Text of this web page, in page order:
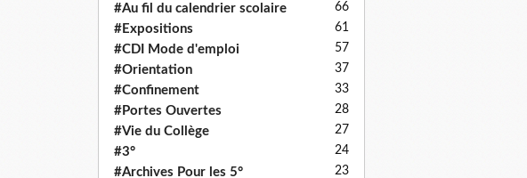
#Au fil du calendrier scolaire 66
#Expositions 61
#CDI Mode d'emploi 57
#Orientation 37
#Confinement 33
#Portes Ouvertes 28
#Vie du Collège 27
#3° 24
#Archives Pour les 5° 23